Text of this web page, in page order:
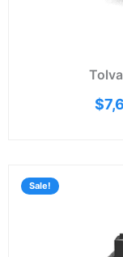
$
Sale!